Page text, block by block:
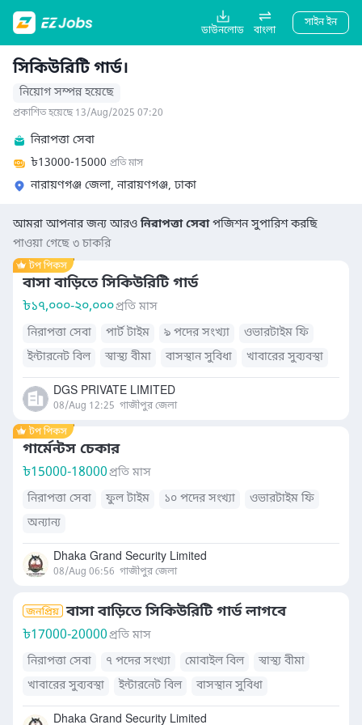
ডাউনলোড বাংলা
সাইন ইন
সিকিউরিটি গার্ড।
নিয়োগ সম্পন্ন হয়েছে
প্রকাশিত হয়েছে 13/Aug/2025 07:20
নিরাপত্তা সেবা
৳13000-15000 প্রতি মাস
নারায়ণগঞ্জ জেলা, নারায়ণগঞ্জ, ঢাকা
আমরা আপনার জন্য আরওনিরাপত্তা সেবাপজিশন সুপারিশ করছি
পাওয়া গেছে ৩ চাকরি
বাসা বাড়িতে সিকিউরিটি গার্ড
৳১৭,০০০-২০,০০০প্রতি মাস
নিরাপত্তা সেবা
পার্ট টাইম ৯ পদের সংখ্যা
ওভারটাইম ফি
ইন্টারনেট বিল
স্বাস্থ্য বীমা বাসস্থান সুবিধা খাবারের সুব্যবস্থা
DGS PRIVATE LIMITED
08/Aug 12:25 গাজীপুর জেলা
গার্মেন্টস চেকার
৳15000-18000প্রতি মাস
নিরাপত্তা সেবা
ফুল টাইম ১০ পদের সংখ্যা
ওভারটাইম ফি
অন্যান্য
Dhaka Grand Security Limited
08/Aug 06:56 গাজীপুর জেলা
বাসা বাড়িতে সিকিউরিটি গার্ড লাগবে
৳17000-20000প্রতি মাস
নিরাপত্তা সেবা
৭ পদের সংখ্যা মোবাইল বিল
স্বাস্থ্য বীমা
খাবারের সুব্যবস্থা
ইন্টারনেট বিল বাসস্থান সুবিধা
Dhaka Grand Security Limited